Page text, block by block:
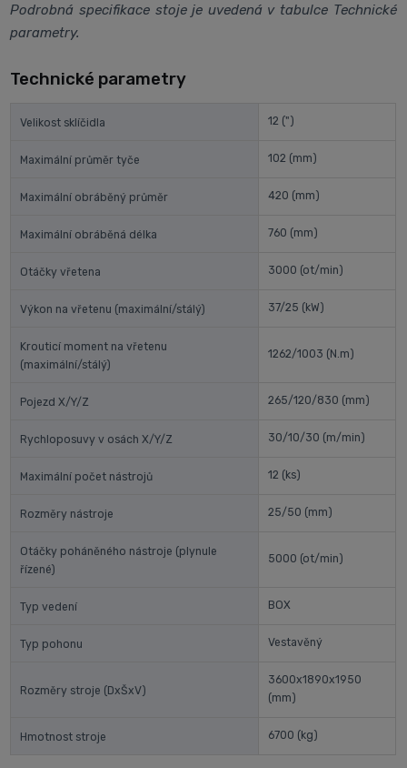
Podrobná specifikace stoje je uvedená v tabulce Technické
parametry.
Technické parametry
Velikost sklíčidla 12 (")
Maximální průměr tyče 102 (mm)
Maximální obráběný průměr 420 (mm)
Maximální obráběná délka 760 (mm)
Otáčky vřetena 3000 (ot/min)
Výkon na vřetenu (maximální/stálý) 37/25 (kW)
Krouticí moment na vřetenu
(maximální/stálý)
1262/1003 (N.m)
Pojezd X/Y/Z 265/120/830 (mm)
Rychloposuvy v osách X/Y/Z 30/10/30 (m/min)
Maximální počet nástrojů 12 (ks)
Rozměry nástroje 25/50 (mm)
Otáčky poháněného nástroje (plynule
řízené)
5000 (ot/min)
Typ vedení BOX
Typ pohonu Vestavěný
Rozměry stroje (DxŠxV)
3600x1890x1950
(mm)
Hmotnost stroje 6700 (kg)